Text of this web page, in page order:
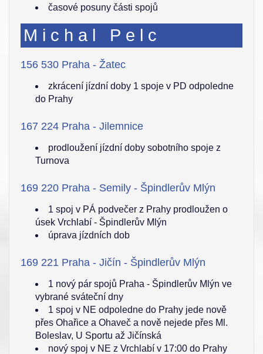
časové posuny části spojů
Michal Pelc
156 530 Praha - Žatec
zkrácení jízdní doby 1 spoje v PD odpoledne
do Prahy
167 224 Praha - Jilemnice
prodloužení jízdní doby sobotního spoje z
Turnova
169 220 Praha - Semily - Špindlerův Mlýn
1 spoj v PÁ podvečer z Prahy prodloužen o
úsek Vrchlabí - Špindlerův Mlýn
úprava jízdních dob
169 221 Praha - Jičín - Špindlerův Mlýn
1 nový pár spojů Praha - Špindlerův Mlýn ve
vybrané sváteční dny
1 spoj v NE odpoledne do Prahy jede nově
přes Ohařice a Ohaveč a nově nejede přes Ml.
Boleslav, U Sportu až Jičínská
nový spoj v NE z Vrchlabí v 17:00 do Prahy